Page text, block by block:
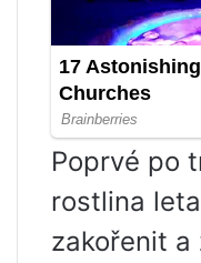
Poprvé po
rostlina
zakořenit a